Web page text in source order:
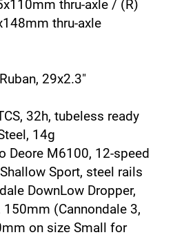
thru-axle / (R)
thru-axle
29x2.3"
32h, tubeless ready
14g
Deore M6100, 12-speed
Sport, steel rails
DownLow Dropper,
(Cannondale 3,
on size Small for